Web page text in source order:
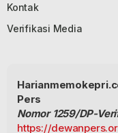
Kontak
Verifikasi Media
Pers
Nomor 1259/DP-
https://